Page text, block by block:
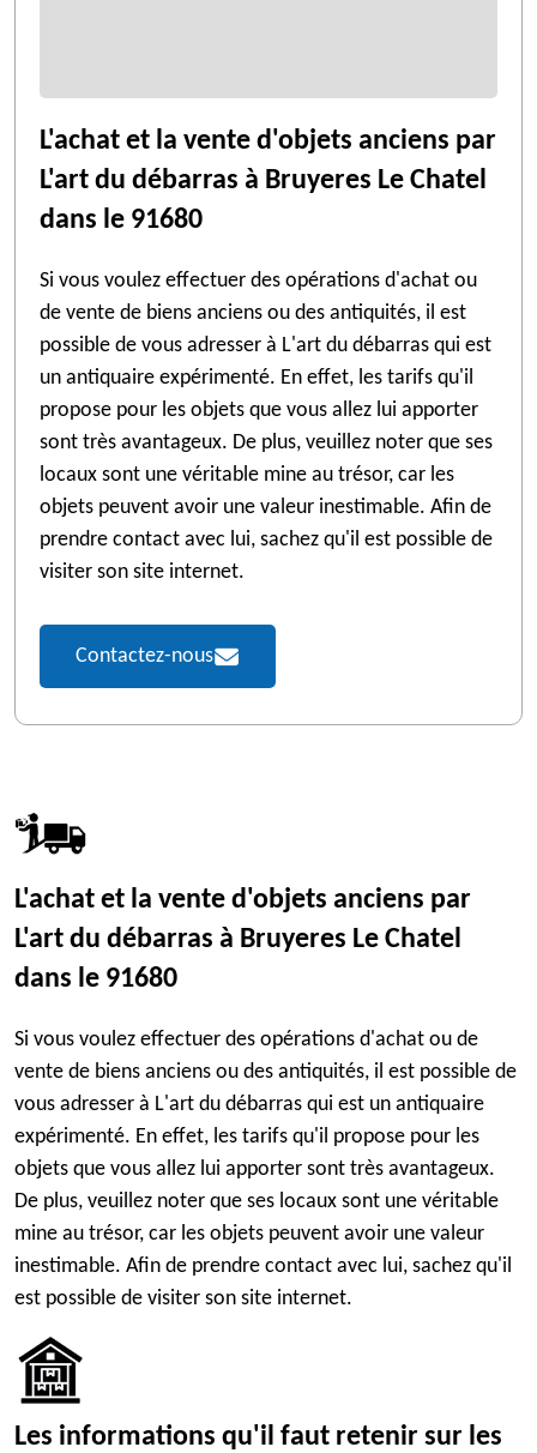
L'achat et la vente d'objets anciens par
L'art du débarras à Bruyeres Le Chatel
dans le 91680
Si vous voulez effectuer des opérations d'achat ou
de vente de biens anciens ou des antiquités, il est
possible de vous adresser à L'art du débarras qui est
un antiquaire expérimenté. En effet, les tarifs qu'il
propose pour les objets que vous allez lui apporter
sont très avantageux. De plus, veuillez noter que ses
locaux sont une véritable mine au trésor, car les
objets peuvent avoir une valeur inestimable. Afin de
prendre contact avec lui, sachez qu'il est possible de
visiter son site internet.
Contactez-nous
L'achat et la vente d'objets anciens par
L'art du débarras à Bruyeres Le Chatel
dans le 91680
Si vous voulez effectuer des opérations d'achat ou de
vente de biens anciens ou des antiquités, il est possible de
vous adresser à L'art du débarras qui est un antiquaire
expérimenté. En effet, les tarifs qu'il propose pour les
objets que vous allez lui apporter sont très avantageux.
De plus, veuillez noter que ses locaux sont une véritable
mine au trésor, car les objets peuvent avoir une valeur
inestimable. Afin de prendre contact avec lui, sachez qu'il
est possible de visiter son site internet.
Les informations qu'il faut retenir sur les